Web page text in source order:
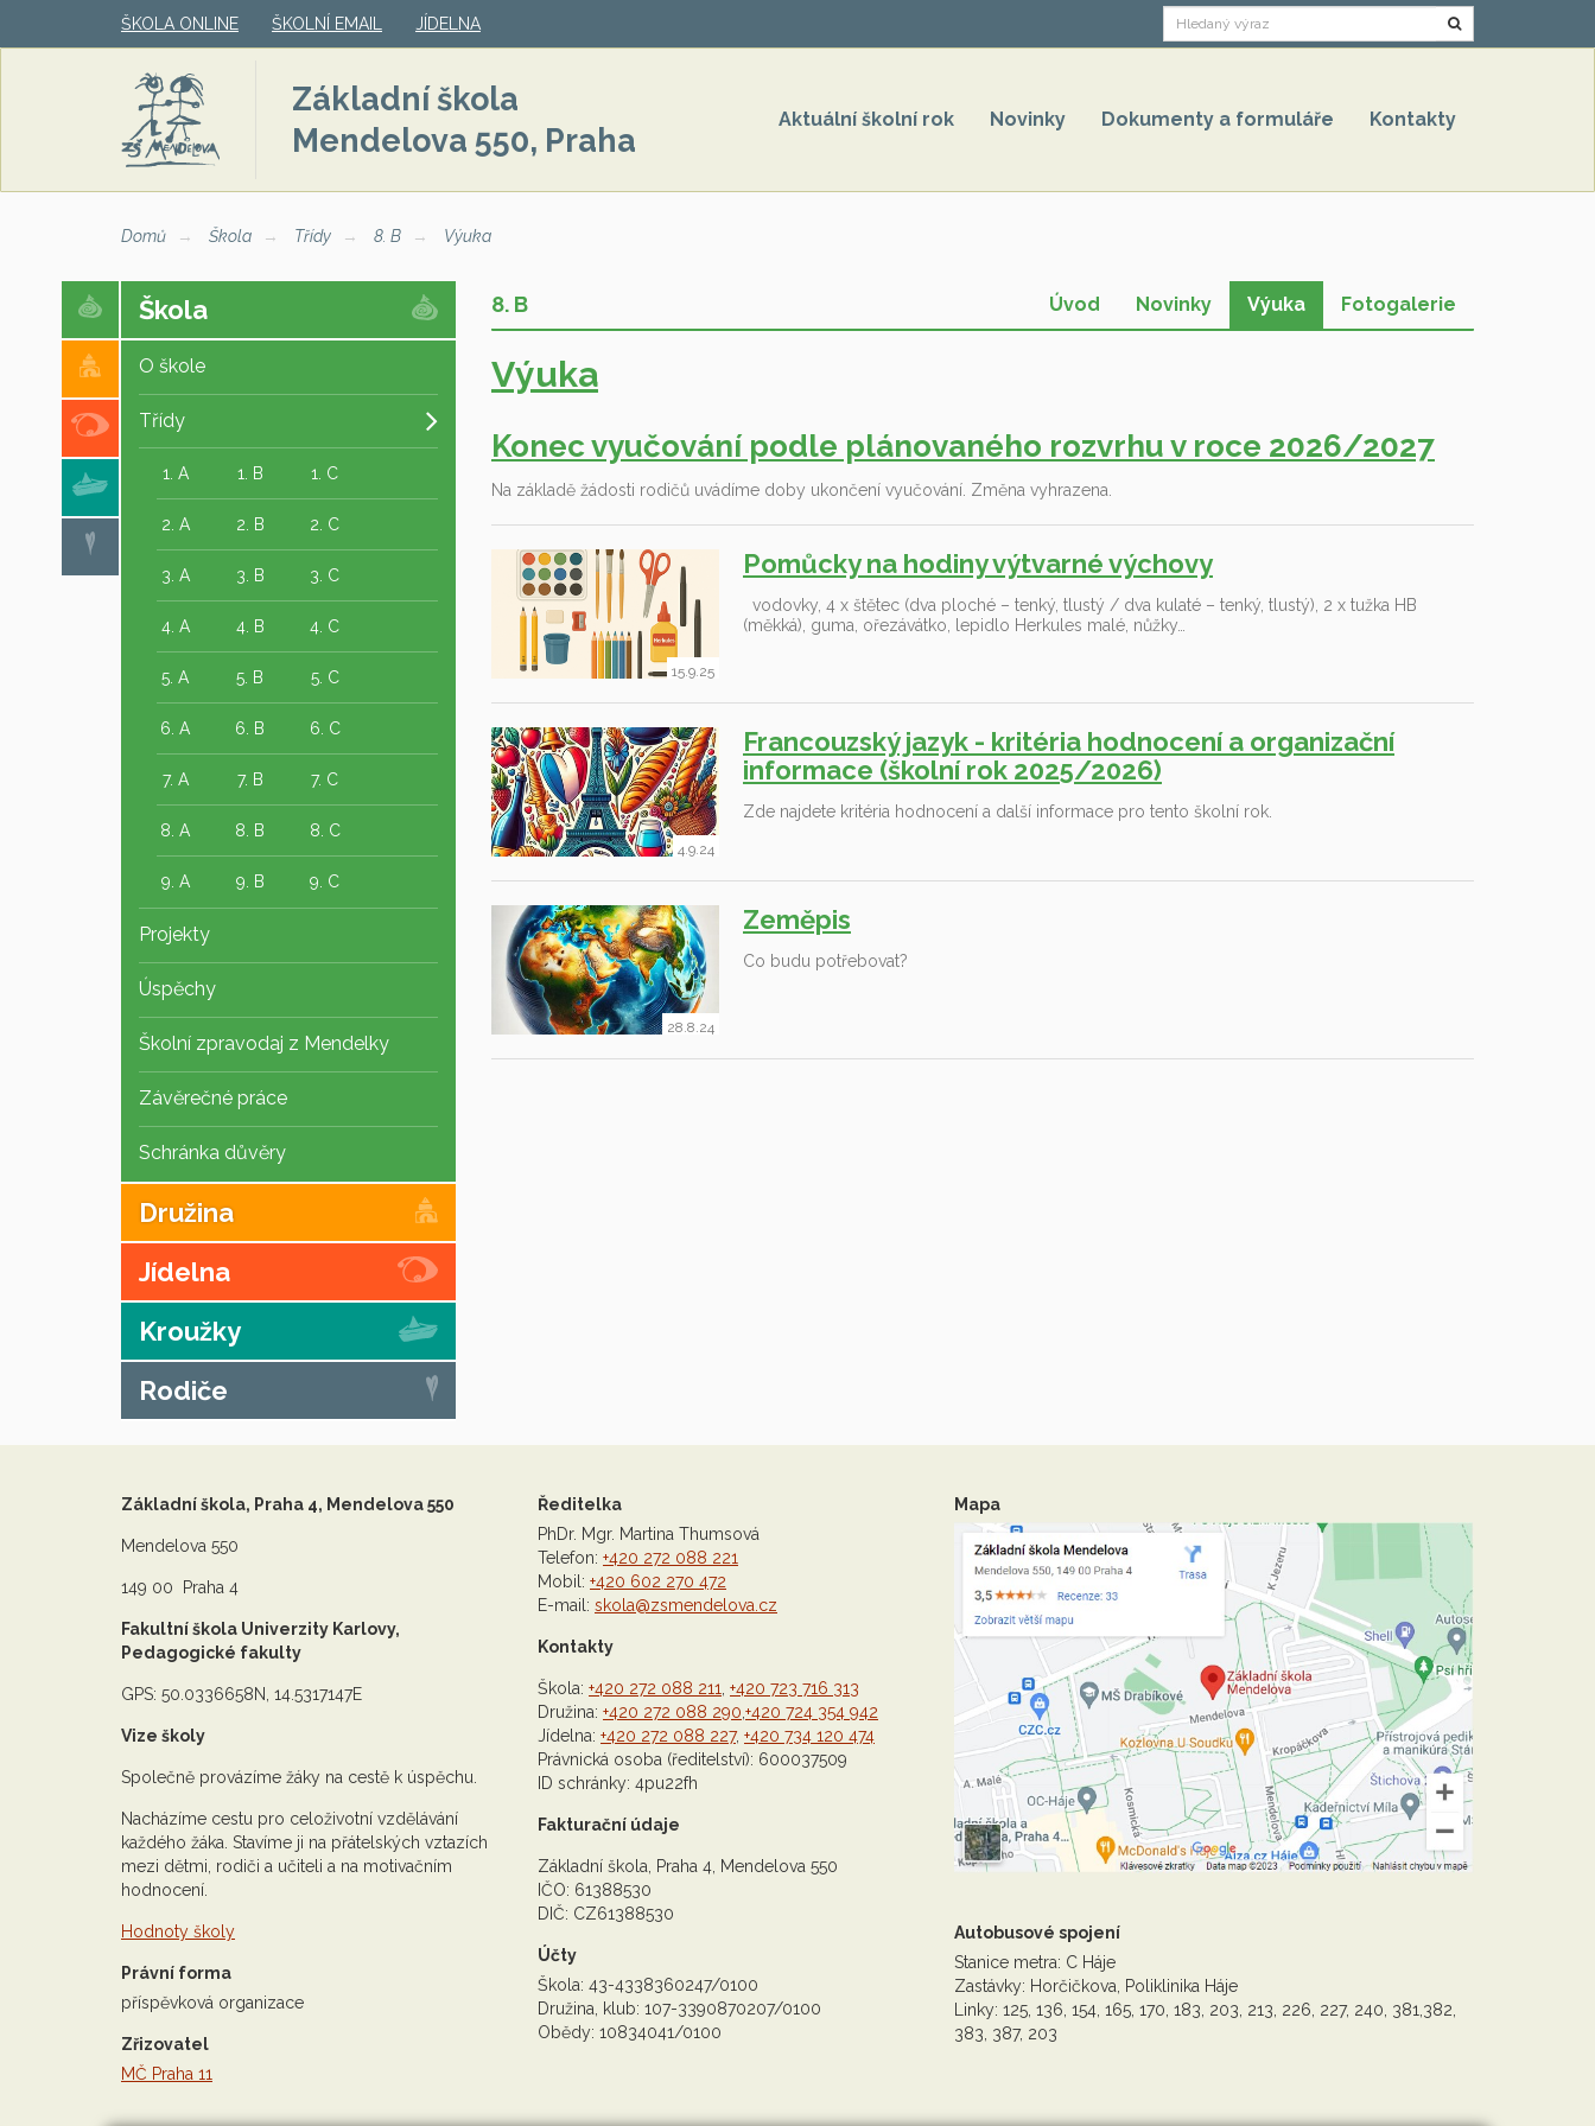
ŠKOLA ONLINE ŠKOLNÍ EMAIL JÍDELNA Hledat
Základní škola
Mendelova 550, Praha
Aktuální školní rok Novinky Dokumenty a formuláře Kontakty
Domů Škola Třídy 8. B Výuka
Škola
O škole
Třídy
1. A 1. B 1. C
2. A 2. B 2. C
3. A 3. B 3. C
4. A 4. B 4. C
5. A 5. B 5. C
6. A 6. B 6. C
7. A 7. B 7. C
8. A 8. B 8. C
9. A 9. B 9. C
Projekty
Úspěchy
Školní zpravodaj z Mendelky
Závěrečné práce
Schránka důvěry
Družina
Jídelna
Kroužky
Rodiče
8. B Úvod Novinky Výuka Fotogalerie
Výuka
Konec vyučování podle plánovaného rozvrhu v roce 2026/2027
Na základě žádosti rodičů uvádíme doby ukončení vyučování. Změna vyhrazena.
15.9.25
Pomůcky na hodiny výtvarné výchovy
vodovky, 4 x štětec (dva ploché – tenký, tlustý / dva kulaté – tenký, tlustý), 2 x tužka HB
(měkká), guma, ořezávátko, lepidlo Herkules malé, nůžky…
4.9.24
Francouzský jazyk - kritéria hodnocení a organizační
informace (školní rok 2025/2026)
Zde najdete kritéria hodnocení a další informace pro tento školní rok.
28.8.24
Zeměpis
Co budu potřebovat?
Základní škola, Praha 4, Mendelova 550
Mendelova 550
149 00 Praha 4
Fakultní škola Univerzity Karlovy,
Pedagogické fakulty
GPS: 50.0336658N, 14.5317147E
Vize školy
Společně provázíme žáky na cestě k úspěchu.
Nacházíme cestu pro celoživotní vzdělávání
každého žáka. Stavíme ji na přátelských vztazích
mezi dětmi, rodiči a učiteli a na motivačním
hodnocení.
Hodnoty školy
Právní forma
příspěvková organizace
Zřizovatel
MČ Praha 11
Ředitelka
PhDr. Mgr. Martina Thumsová
Telefon: +420 272 088 221
Mobil: +420 602 270 472
E-mail: skola@zsmendelova.cz
Kontakty
Škola: +420 272 088 211 +420 723 716 313
Družina: +420 272 088 290 +420 724 354 942
Jídelna: +420 272 088 227, +420 734 120 474
Právnická osoba (ředitelství): 600037509
ID schránky: 4pu22fh
Fakturační údaje
Základní škola, Praha 4, Mendelova 550
IČO: 61388530
DIČ: CZ61388530
Účty
Škola: 43-4338360247/0100
Družina, klub: 107-3390870207/0100
Obědy: 10834041/0100
Mapa
Autobusové spojení
Stanice metra: C Háje
Zastávky: Horčičkova, Poliklinika Háje
Linky: 125, 136, 154, 165, 170, 183, 203, 213, 226, 227, 240, 381,382,
383, 387, 203